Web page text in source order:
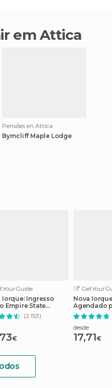
em Attica
Pensões en Attica
Byrncliff Maple Lodge
Iorque: Ingresso
Empire State
com Opções
(2.153)
€
Nova
Agendado
Memorial
desde
17,71€